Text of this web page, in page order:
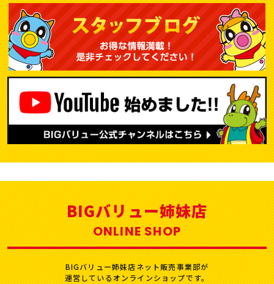
BIGバリュー姉妹店
ONLINE SHOP
BIGバリュー姉妹店ネット販売事業部が
運営しているオンラインショップです。